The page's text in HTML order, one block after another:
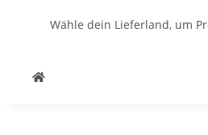
Wähle dein Lieferland, um